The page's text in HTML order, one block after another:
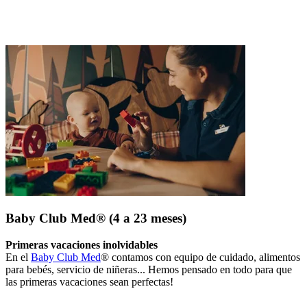
Baby Club Med® (4 a 23 meses)
Primeras vacaciones inolvidables
En el Baby Club Med® contamos con equipo de cuidado, alimentos
para bebés, servicio de niñeras... Hemos pensado en todo para que
las primeras vacaciones sean perfectas!